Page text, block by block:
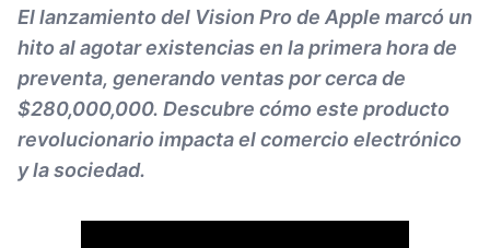
El lanzamiento del Vision Pro de Apple marcó un
hito al agotar existencias en la primera hora de
preventa, generando ventas por cerca de
$280,000,000. Descubre cómo este producto
revolucionario impacta el comercio electrónico
y la sociedad.